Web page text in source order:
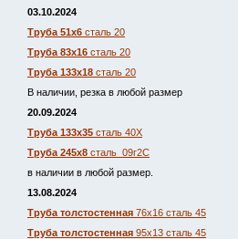
03.10.2024
Труба 51х6 сталь 20
Труба 83х16 сталь 20
Труба 133х18 сталь 20
В наличии, резка в любой размер
20.09.2024
Труба 133х35 сталь 40Х
Труба 245х8 сталь 09г2С
в наличии в любой размер.
13.08.2024
Труба толстостенная 76х16 сталь 45
Труба толстостенная 95х13 сталь 45